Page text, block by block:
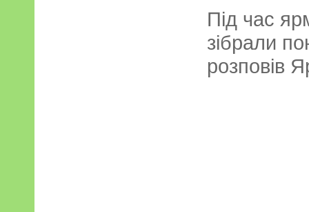
Під час
зібрали
розповів